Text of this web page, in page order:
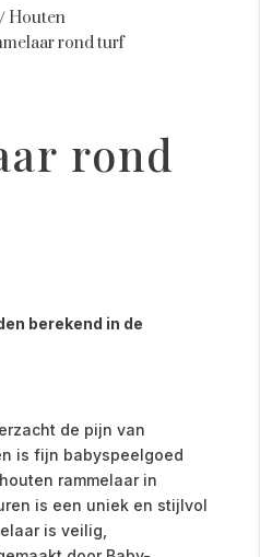
Houten
rond turf
rond
berekend in de
de pijn van
is fijn babyspeelgoed
rammelaar in
is een uniek en stijlvol
is veilig,